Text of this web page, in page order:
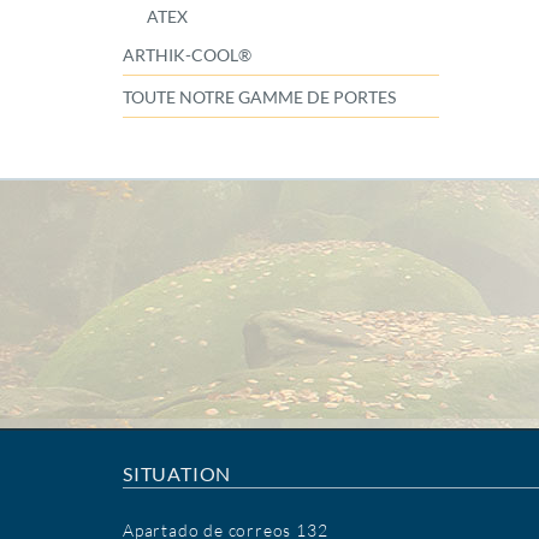
ATEX
ARTHIK-COOL®
TOUTE NOTRE GAMME DE PORTES
SITUATION
Apartado de correos 132